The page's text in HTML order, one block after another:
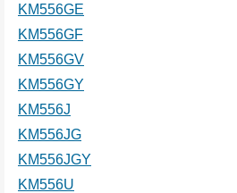
KM556GE
KM556GF
KM556GV
KM556GY
KM556J
KM556JG
KM556JGY
KM556U